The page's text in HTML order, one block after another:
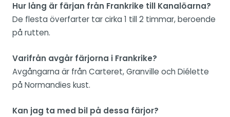
Hur lång är färjan från Frankrike till Kanalöarna?
De flesta överfarter tar cirka 1 till 2 timmar, beroende
på rutten.
Varifrån avgår färjorna i Frankrike?
Avgångarna är från Carteret, Granville och Diélette
på Normandies kust.
Kan jag ta med bil på dessa färjor?